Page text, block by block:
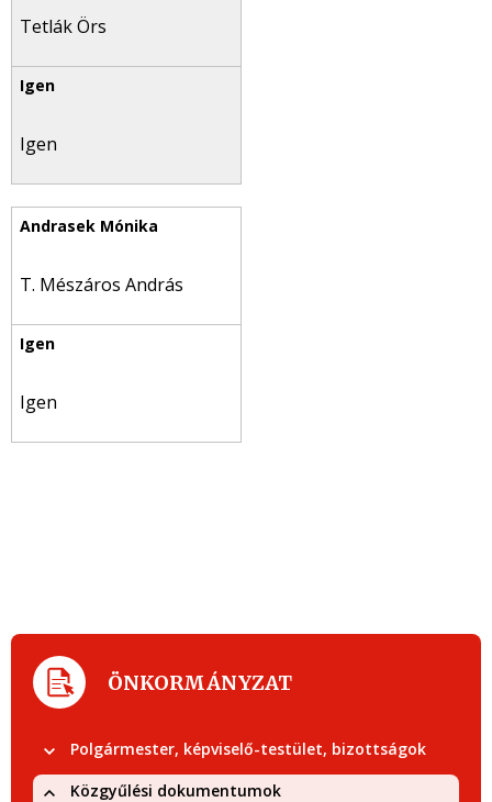
Tetlák Örs
Igen
T. Mészáros András
Igen
ÖNKORMÁNYZAT
Polgármester, képviselő-testület, bizottságok
Közgyűlési dokumentumok